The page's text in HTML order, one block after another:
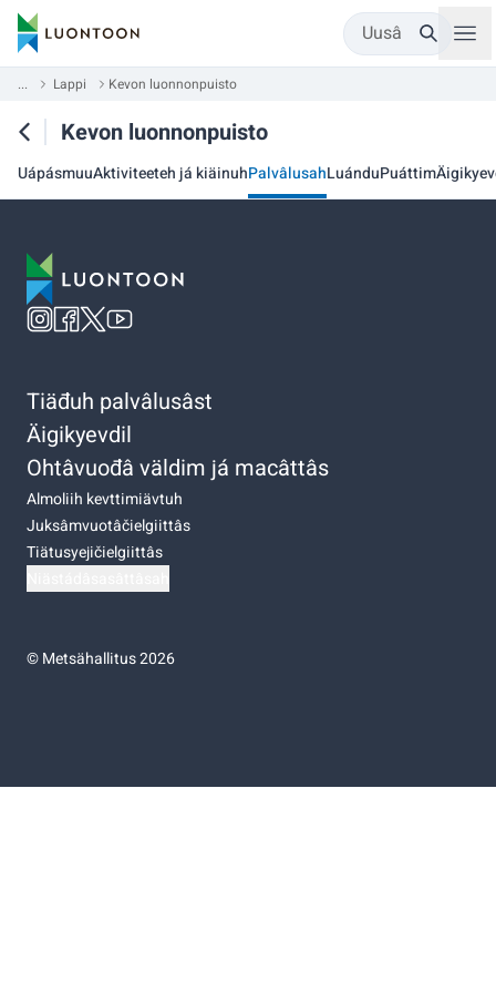
Uusâ
... Lappi Kevon luonnonpuisto
Kevon luonnonpuisto
UápásmuuAktiviteeteh já kiäinuhPalvâlusahLuánduPuáttim
Tiäđuh palvâlusâst
Äigikyevdil
Ohtâvuođâ väldim já macâttâs
Almoliih kevttimiävtuh
Juksâmvuotâčielgiittâs
Tiätusyejičielgiittâs
©Metsähallitus 2026